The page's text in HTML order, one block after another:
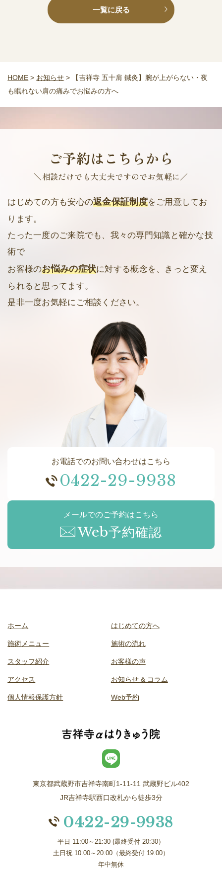
一覧に戻る
HOME > お知らせ >
【吉祥寺 五十肩 鍼灸】腕が上がらない・夜
も眠れない肩の痛みでお悩みの方へ
ご予約はこちらから
＼相談だけでも大丈夫ですのでお気軽に／
はじめての方も安心の返金保証制度をご用意してお
ります。
たった一度のご来院でも、我々の専門知識と確かな技
術で
お客様のお悩みの症状に対する概念を、きっと変え
られると思ってます。
是非一度お気軽にご相談ください。
お電話でのお問い合わせはこちら
0422-29-9938
メールでのご予約はこちら
Web予約確認
東京都武蔵野市吉祥寺南町1-11-11 武蔵野ビル402
JR吉祥寺駅西口改札から徒歩3分
0422-29-9938
平日 11:00～21:30 (最終受付 20:30）
土日祝 10:00～20:00（最終受付 19:00）
年中無休
ホーム はじめての方へ
施術メニュー 施術の流れ
スタッフ紹介 お客様の声
アクセス お知らせ & コラム
個人情報保護方針 Web予約